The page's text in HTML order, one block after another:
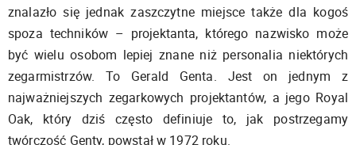
znalazło się jednak zaszczytne miejsce także dla kogoś
spoza techników – projektanta, którego nazwisko może
być wielu osobom lepiej znane niż personalia niektórych
zegarmistrzów. To Gerald Genta. Jest on jednym z
najważniejszych zegarkowych projektantów, a jego Royal
Oak, który dziś często definiuje to, jak postrzegamy
twórczość Genty, powstał w 1972 roku.